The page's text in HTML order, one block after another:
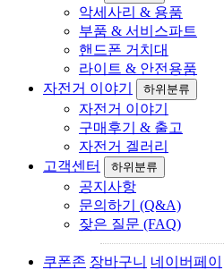
악세사리 & 용품
부품 & 서비스파트
핸드폰 거치대
라이트 & 안전용품
자전거 이야기
하위분류
자전거 이야기
구매후기 & 출고
자전거 겔러리
고객센터
하위분류
공지사항
문의하기 (Q&A)
잦은 질문 (FAQ)
쿠폰존 장바구니 네이버페이